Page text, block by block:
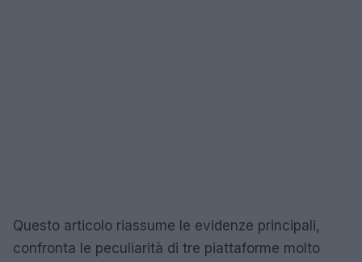
Questo articolo riassume le evidenze principali,
confronta le peculiarità di tre piattaforme molto